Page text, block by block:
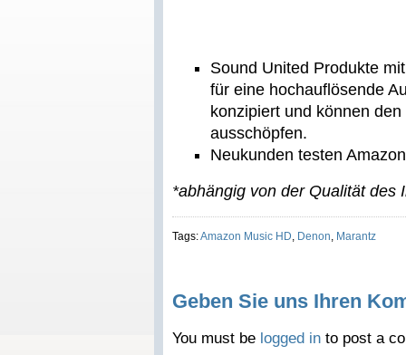
Sound United Produkte
für eine hochauflösende
konzipiert und können
ausschöpfen.
Neukunden testen
*abhängig von der Qualität des
Tags:Amazon Music HD Denon Marantz
Geben Sie uns Ihren
You must be logged in to post a